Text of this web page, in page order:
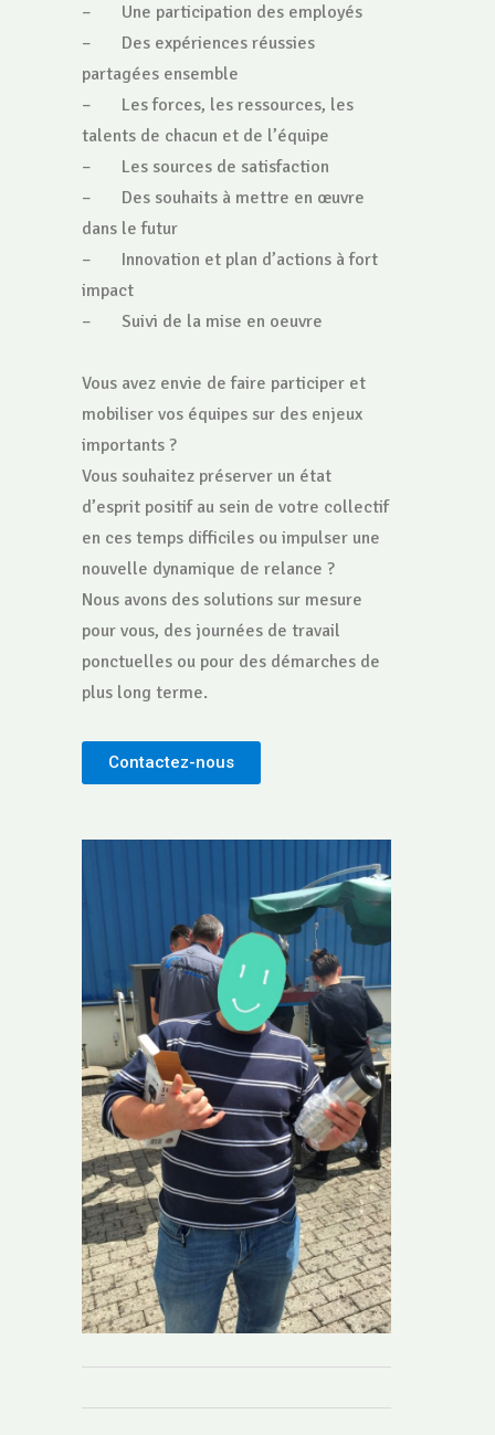
– Une participation des employés
– Des expériences réussies
partagées ensemble
– Les forces, les ressources, les
talents de chacun et de l’équipe
– Les sources de satisfaction
– Des souhaits à mettre en œuvre
dans le futur
– Innovation et plan d’actions à fort
impact
– Suivi de la mise en oeuvre
Vous avez envie de faire participer et
mobiliser vos équipes sur des enjeux
importants ?
Vous souhaitez préserver un état
d’esprit positif au sein de votre collectif
en ces temps difficiles ou impulser une
nouvelle dynamique de relance ?
Nous avons des solutions sur mesure
pour vous, des journées de travail
ponctuelles ou pour des démarches de
plus long terme.
Contactez-nous